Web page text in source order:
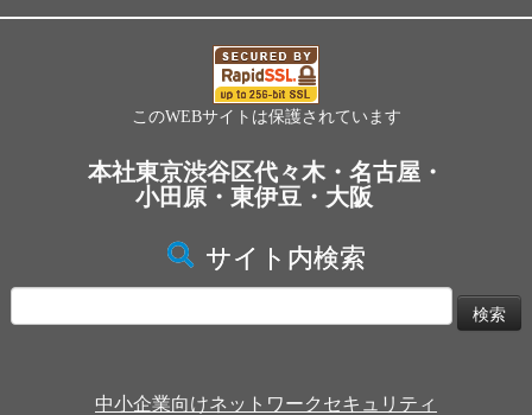
このWEBサイトは保護されています
本社東京渋谷区代々木・名古屋・
小田原・東伊豆・大阪
サイト内検索
索:
中小企業向けネットワークセキュリティ